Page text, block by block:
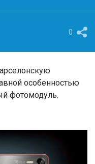
0
особенностью
фотомодуль.